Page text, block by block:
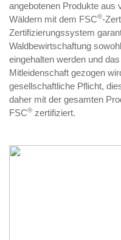
angebotenen Produkte aus
Wäldern mit dem FSC®-
Zertifizierungssystem
Waldbewirtschaftung
eingehalten werden und
Mitleidenschaft gezogen
gesellschaftliche Pflicht,
daher mit der gesamten
FSC® zertifiziert.